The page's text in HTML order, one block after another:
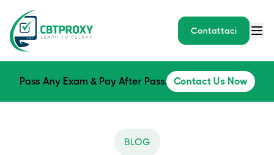
Contattaci
Pass Any Exam & Pay After Pass. Contact Us Now
BLOG